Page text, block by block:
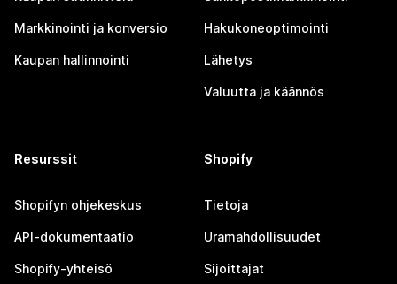
Markkinointi ja konversio
Kaupan hallinnointi
Hakukoneoptimointi
Lähetys
Valuutta ja käännös
Resurssit
Shopifyn ohjekeskus
API-dokumentaatio
Shopify-yhteisö
Shopify
Tietoja
Uramahdollisuudet
Sijoittajat